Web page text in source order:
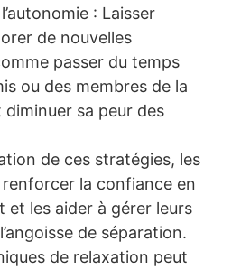
: Laisser
de nouvelles
passer du temps
ou des membres de la
diminuer sa peur des
de ces stratégies, les
la confiance en
et les aider à gérer leurs
de séparation.
de relaxation peut